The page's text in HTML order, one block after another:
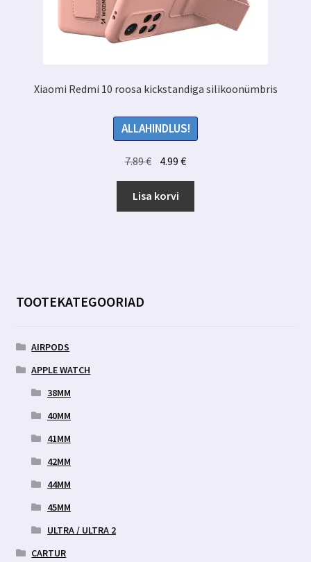
Xiaomi Redmi 10 roosa kickstandiga silikoonümbris
ALLAHINDLUS!
7.89€ Algne
oli:
7.89 €.
4.99€Praegune
4.99 €.
Lisa korvi
TOOTEKATEGOORIAD
AIRPODS
APPLE WATCH
38MM
40MM
41MM
42MM
44MM
45MM
ULTRA / ULTRA 2
CARTUR